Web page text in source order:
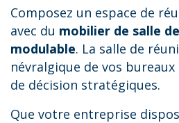
Composez un espace de
avec du mobilier de salle
modulable. La salle de
névralgique de vos
de décision stratégiques.
Que votre entreprise